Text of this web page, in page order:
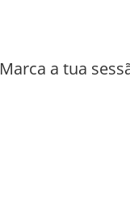
Marca a tua